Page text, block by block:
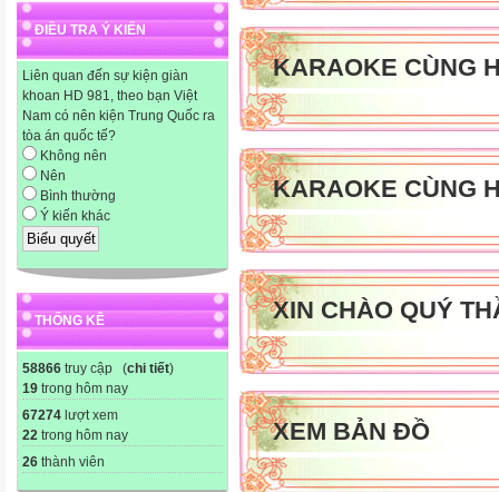
ĐIỀU TRA Ý KIẾN
Liên quan đến sự kiện giàn
khoan HD 981, theo bạn Việt
Nam có nên kiện Trung Quốc ra
tòa án quốc tế?
Không nên
Nên
Bình thường
Ý kiến khác
THỐNG KÊ
58866 truy cập (chi tiết)
19 trong hôm nay
67274 lượt xem
22 trong hôm nay
26 thành viên
KARAOKE CÙNG
KARAOKE CÙNG
XIN CHÀO QUÝ
XEM BẢN ĐỒ